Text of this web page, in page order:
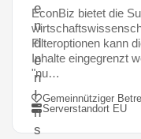
e
n
d
e
n
I
n
s
EconBiz bietet die
Filteroptionen kann
Inhalte eingegrenzt
"nu…
Gemeinnütziger
Serverstandort EU